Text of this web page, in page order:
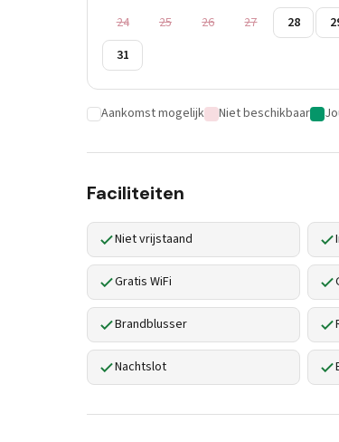
24
25 26 27 28
31
Aankomst mogelijk Niet beschikbaar
Faciliteiten
Niet vrijstaand
Gratis WiFi
Brandblusser
Nachtslot